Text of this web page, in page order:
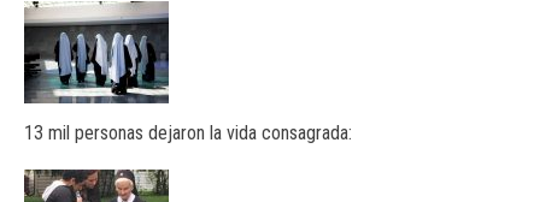
13 mil personas dejaron la vida consagrada: